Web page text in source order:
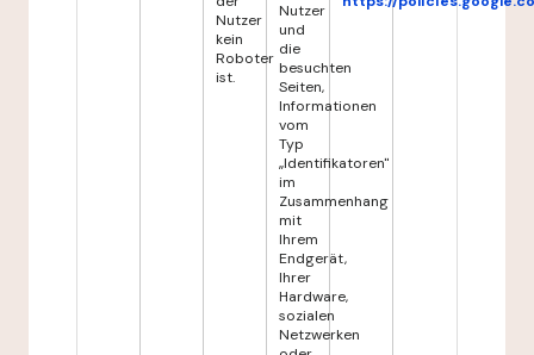
Nutzer
kein
Roboter
ist.
Nutzer
und
die
besuchten
Seiten,
Informationen
vom
Typ
„Identifikatoren"
im
Zusammenhang
mit
Ihrem
Endgerät,
Ihrer
Hardware,
sozialen
Netzwerken